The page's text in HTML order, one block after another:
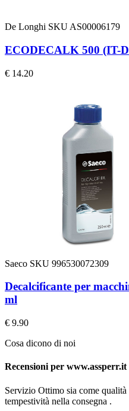
De Longhi SKU AS00006179
ECODECALK 500 (IT-
€ 14.20
Saeco SKU 996530072309
Decalcificante per
ml
€ 9.90
Cosa dicono di noi
Recensioni per www.assperr.it
Servizio Ottimo sia come
tempestività nella consegna .